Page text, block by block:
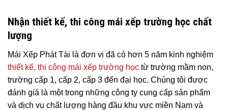
Nhận thiết kế, thi công mái xếp trường học chất
lượng
Mái Xếp Phát Tài là đơn vị đã có hơn 5 năm kinh nghiệm
thiết kế, thi công mái xếp trường học từ trường mầm non,
trường cấp 1, cấp 2, cấp 3 đến đại học. Chúng tôi được
đánh giá là một trong những công ty cung cấp sản phẩm
và dịch vụ chất lượng hàng đầu khu vực miền Nam và